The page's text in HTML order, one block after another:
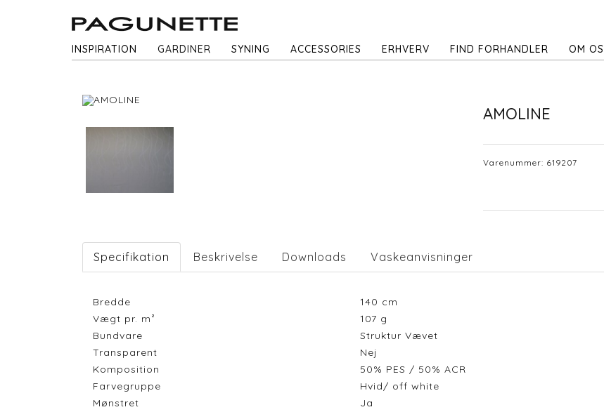
INSPIRATION GARDINER SYNING ACCESSORIES ERHVERV FIND FORHANDLER OM OS
AMOLINE
Varenummer: 619207
Specifikation Beskrivelse Downloads Vaskeanvisninger
Bredde 140 cm
Vægt pr. m²
107 g
Bundvare
Struktur Vævet
Transparent
Nej
Komposition
50% PES / 50% ACR
Farvegruppe
Hvid/ off white
Mønstret
Ja